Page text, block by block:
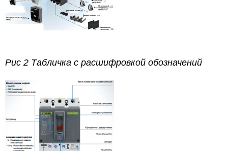
Рис 2 Табличка с расшифровкой обозначений